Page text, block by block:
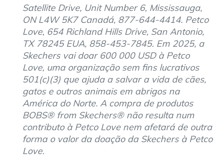
Satellite Drive, Unit Number 6, Mississauga,
ON L4W 5K7 Canadá, 877-644-4414. Petco
Love, 654 Richland Hills Drive, San Antonio,
TX 78245 EUA, 858-453-7845. Em 2025, a
Skechers vai doar 600 000 USD à Petco
Love, uma organização sem fins lucrativos
501(c)(3) que ajuda a salvar a vida de cães,
gatos e outros animais em abrigos na
América do Norte. A compra de produtos
BOBS® from Skechers® não resulta num
contributo à Petco Love nem afetará de outra
forma o valor da doação da Skechers à Petco
Love.